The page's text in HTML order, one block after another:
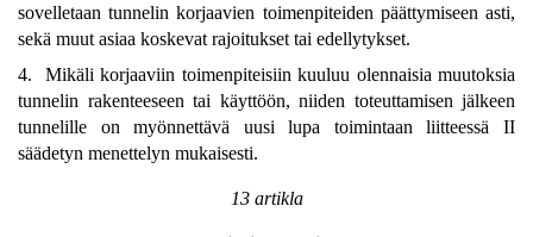
sovelletaan tunnelin korjaavien toimenpiteiden päättymiseen asti,
sekä muut asiaa koskevat rajoitukset tai edellytykset.
4. Mikäli korjaaviin toimenpiteisiin kuuluu olennaisia muutoksia
tunnelin rakenteeseen tai käyttöön, niiden toteuttamisen jälkeen
tunnelille on myönnettävä uusi lupa toimintaan liitteessä II
säädetyn menettelyn mukaisesti.
13 artikla